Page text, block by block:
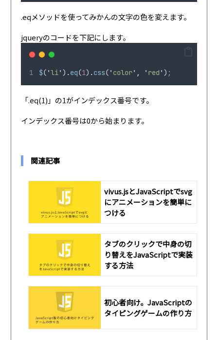
.eqメソッドを使ってみかんの文字の色を変えます。
jqueryのコードを下記にします。
$( 'li' ) .eq(1) .css( ' color' , ' red ' ) ;
「.eq(1)」の1がインデックス番号です。
インデックス番号は0から始まります。
関連記事
vivus.jsとJavaScriptでsvg
にアニメーションを簡単に
つける
タブのクリックで中身の切
り替えをJavaScriptで実装
する方法
初心者向け。JavaScriptの
タイピングゲームの作り方